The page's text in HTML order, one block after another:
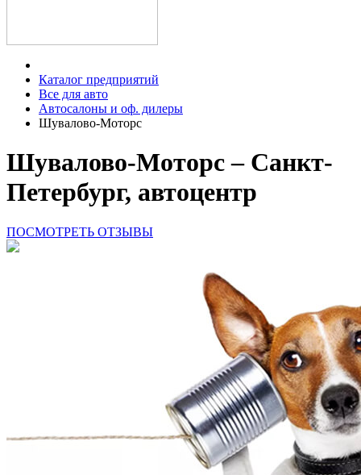
Каталог предприятий
Все для авто
Автосалоны и оф. дилеры
Шувалово-Моторс
Шувалово-Моторс – Санкт-
Петербург, автоцентр
ПОСМОТРЕТЬ ОТЗЫВЫ